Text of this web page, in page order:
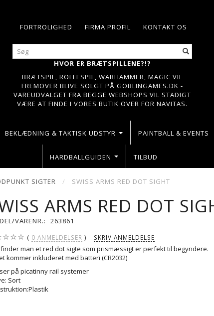
KONTAKT OS
FIRMA PROFIL
FORTROLIGHED
HVOR ER BRÆTSPILLENE?!?
BRÆTSPIL, ROLLESPIL, WARHAMMER, MAGIC VIL
FREMOVER BLIVE SOLGT PÅ GOBLINGAMES.DK -
VAREUDVALGET FRA BEGGE WEBSHOPS VIL STADIGT
VÆRE AT FINDE I VORES BUTIK OVER FOR NAVITAS.
BEKLÆDNING & TAKTISK UDSTYR PAINTBALL & EVENTS
HARDBALLGUIDEN TILBUD
SIGTER SWISS ARMS RED DOT SIGHT
ARMS RED DOT
VARENR.: 263861
0 ANMELDELSER SKRIV ANMELDELSE
man et red dot sigte som prismæssigt er perfekt til begyndere.
kommer inkluderet med batteri (CR2032)
på picatinny rail systemer
Sort